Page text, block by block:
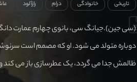
تاریخی خانوادگی درام رازآلود
(سی جین).جیانگ سی، بانوی چهارم عمارت
دوباره متولد می شود. او که مصمم است سرنوشت
ظالمش جدا می گردد، یک عطرسازی باز می کند